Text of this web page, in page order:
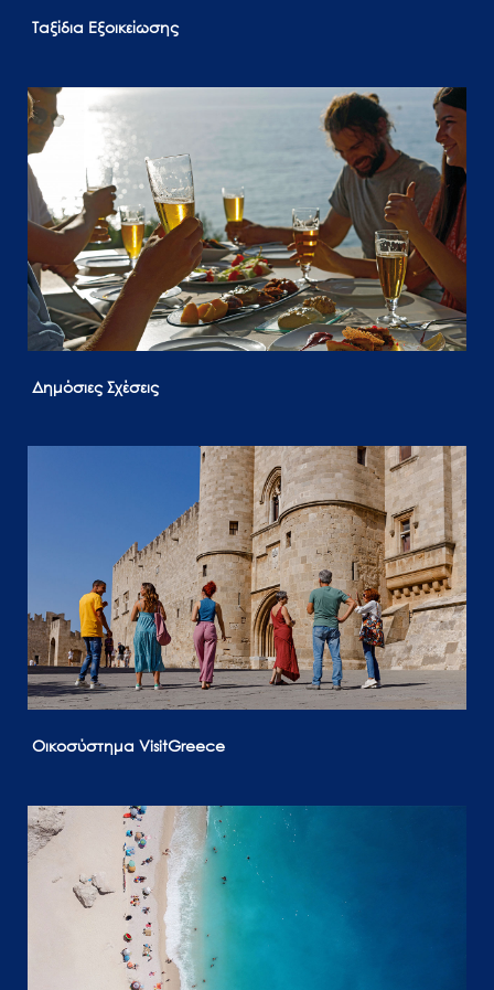
Ταξίδια Εξοικείωσης
Δημόσιες Σχέσεις
Οικοσύστημα VisitGreece